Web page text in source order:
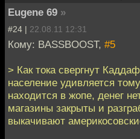
Eugene 69 »
#24 | 22.08.11 12:31
Кому: BASSBOOST, #5
> Как тока свергнут
население удивляется
находится в жопе, денег
магазины закрыты и
выкачивают